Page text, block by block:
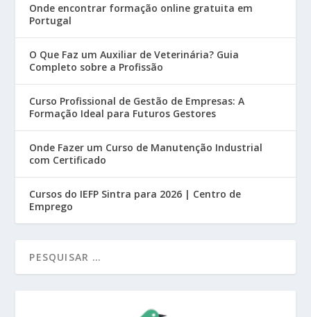
Onde encontrar formação online gratuita em
Portugal
O Que Faz um Auxiliar de Veterinária? Guia
Completo sobre a Profissão
Curso Profissional de Gestão de Empresas: A
Formação Ideal para Futuros Gestores
Onde Fazer um Curso de Manutenção Industrial
com Certificado
Cursos do IEFP Sintra para 2026 | Centro de
Emprego